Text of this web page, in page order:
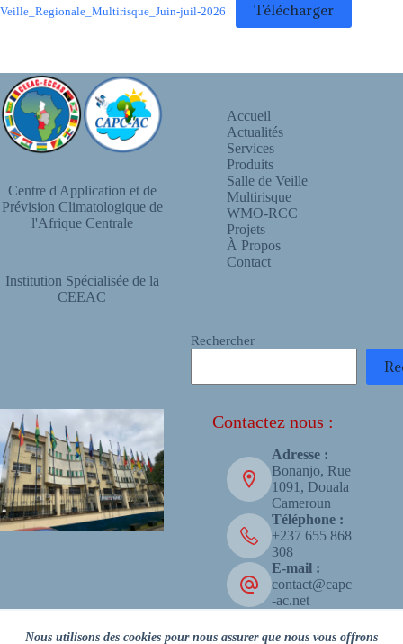
Nous utilisons des cookies pour nous assurer que nous vous offrons
Veille_Regionale_Multirisque_Juin-juil-2026 Télécharger
Centre d'Application et de
Prévision Climatologique de
l'Afrique Centrale
Institution Spécialisée de la
CEEAC
Accueil
Actualités
Services
Produits
Salle de Veille
Multirisque
WMO-RCC
Projets
À Propos
Contact
Rechercher
Contactez nous :
Adresse :
Bonanjo, Rue
1091, Douala
Cameroun
Téléphone :
+237 655 868
308
E-mail :
contact@capc
-ac.net